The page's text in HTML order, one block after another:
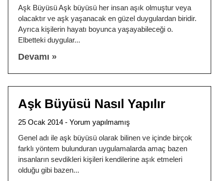
Aşk Büyüsü Aşk büyüsü her insan aşık olmuştur veya
olacaktır ve aşk yaşanacak en güzel duygulardan biridir.
Ayrıca kişilerin hayatı boyunca yaşayabileceği o.
Elbetteki duygular
Devamı »
Aşk Büyüsü Nasıl Yapılır
25 Ocak 2014
Yorum yapılmamış
Genel adı ile aşk büyüsü olarak bilinen ve içinde birçok
farklı yöntem bulunduran uygulamalarda amaç bazen
insanların sevdikleri kişileri kendilerine aşık etmeleri
olduğu gibi bazen